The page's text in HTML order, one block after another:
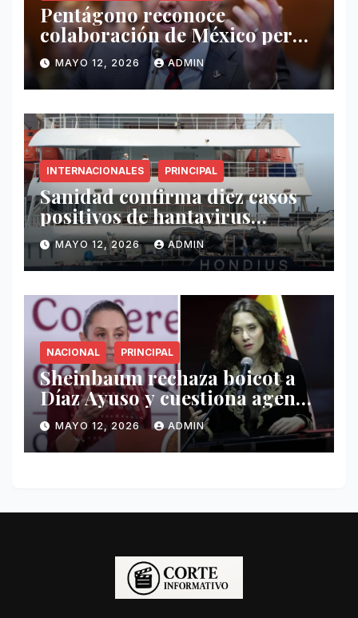
Pentágono reconoce
colaboración de México pero
exige mayor operatividad
antidrogas
MAYO 12, 2026 ADMIN
INTERNACIONALES PRINCIPAL
Sanidad confirma diez casos
positivos de hantavirus
vinculados al crucero MV
Hondius
MAYO 12, 2026 ADMIN
NACIONAL PRINCIPAL
Sheinbaum rechaza boicot a
Díaz Ayuso y cuestiona agenda
de funcionaria española
MAYO 12, 2026 ADMIN